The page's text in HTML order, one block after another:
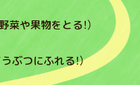
菜や果物をとる！）
ぶつにふれる！）